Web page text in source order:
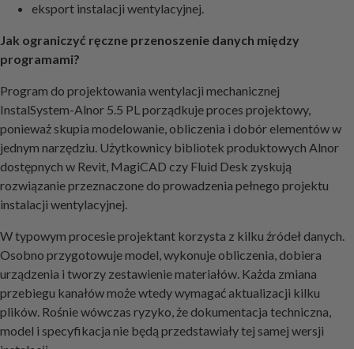
eksport instalacji wentylacyjnej.
Jak ograniczyć ręczne przenoszenie danych między
programami?
Program do projektowania wentylacji mechanicznej
InstalSystem-Alnor 5.5 PL porządkuje proces projektowy,
ponieważ skupia modelowanie, obliczenia i dobór elementów w
jednym narzędziu. Użytkownicy bibliotek produktowych Alnor
dostępnych w Revit, MagiCAD czy Fluid Desk zyskują
rozwiązanie przeznaczone do prowadzenia pełnego projektu
instalacji wentylacyjnej.
W typowym procesie projektant korzysta z kilku źródeł danych.
Osobno przygotowuje model, wykonuje obliczenia, dobiera
urządzenia i tworzy zestawienie materiałów. Każda zmiana
przebiegu kanałów może wtedy wymagać aktualizacji kilku
plików. Rośnie wówczas ryzyko, że dokumentacja techniczna,
model i specyfikacja nie będą przedstawiały tej samej wersji